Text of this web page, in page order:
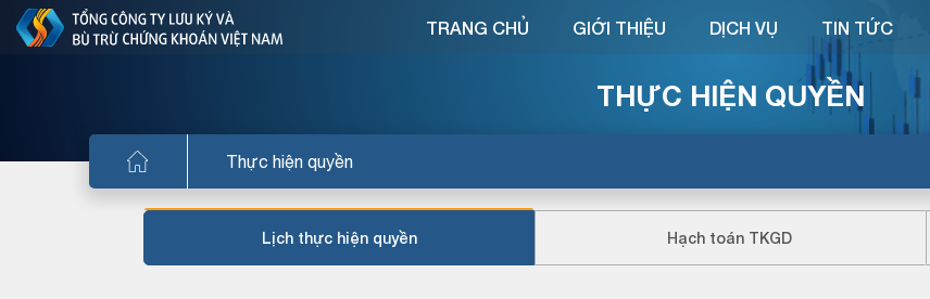
THỰC HIỆN QUYỀN
Thực hiện quyền
TRANG CHỦ GIỚI THIỆU DỊCH VỤ TIN TỨC
Lịch thực hiện quyền Hạch toán TKGD